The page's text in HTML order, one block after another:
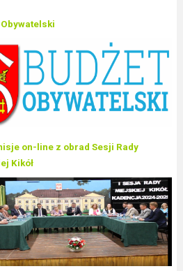
on-line z obrad Sesji Rady
Kikół